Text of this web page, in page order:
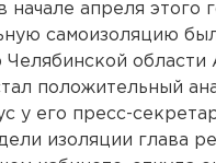
начале апреля этого
самоизоляцию
Челябинской области
положительный
у его пресс-
изоляции глава